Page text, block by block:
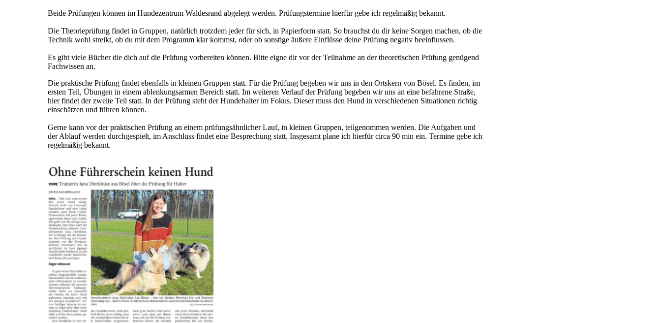
Beide Prüfungen können im Hundezentrum Waldesrand abgelegt werden. Prüfungstermine hierfür gebe ich regelmäßig bekannt.
Die Theorieprüfung findet in Gruppen, natürlich trotzdem jeder für sich, in Papierform statt. So brauchst du dir keine Sorgen machen, ob die
Technik wohl streikt, ob du mit dem Programm klar kommst, oder ob sonstige äußere Einflüsse deine Prüfung negativ beeinflussen.
Es gibt viele Bücher die dich auf die Prüfung vorbereiten können. Bitte eigne dir vor der Teilnahme an der theoretischen Prüfung genügend
Fachwissen an.
Die praktische Prüfung findet ebenfalls in kleinen Gruppen statt. Für die Prüfung begeben wir uns in den Ortskern von Bösel. Es finden, im
ersten Teil, Übungen in einem ablenkungsarmen Bereich statt. Im weiteren Verlauf der Prüfung begeben wir uns an eine befahrene Straße,
hier findet der zweite Teil statt. In der Prüfung steht der Hundehalter im Fokus. Dieser muss den Hund in verschiedenen Situationen richtig
einschätzen und führen können.
Gerne kann vor der praktischen Prüfung an einem prüfungsähnlicher Lauf, in kleinen Gruppen, teilgenommen werden. Die Aufgaben und
der Ablauf werden durchgespielt, im Anschluss findet eine Besprechung statt. Insgesamt plane ich hierfür circa 90 min ein. Termine gebe ich
regelmäßig bekannt.